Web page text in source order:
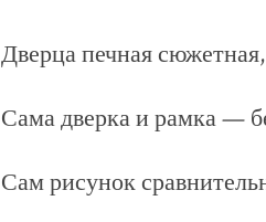
Дверца печная
Сама дверка и рамка —
Сам рисунок